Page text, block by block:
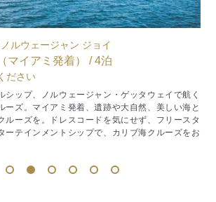
ルウェージャン ジェイド
着） / 14泊
シップ、ノルウェージャン・ジェイドで航く秋の
レスコードを気にせず、フリースタイルで楽しめ
トシップで、地中海クルーズをお楽しみくださ
1 2 3 4 5 6